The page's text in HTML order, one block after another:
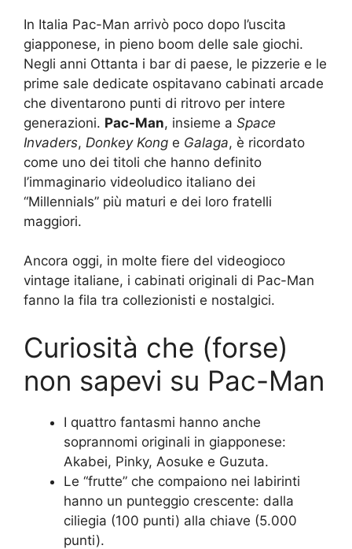
In Italia Pac-Man arrivò poco dopo l’uscita
giapponese, in pieno boom delle sale giochi.
Negli anni Ottanta i bar di paese, le pizzerie e le
prime sale dedicate ospitavano cabinati arcade
che diventarono punti di ritrovo per intere
generazioni. Pac-Man, insieme a Space
Invaders, Donkey Kong e Galaga, è ricordato
come uno dei titoli che hanno definito
l’immaginario videoludico italiano dei
“Millennials” più maturi e dei loro fratelli
maggiori.
Ancora oggi, in molte fiere del videogioco
vintage italiane, i cabinati originali di Pac-Man
fanno la fila tra collezionisti e nostalgici.
Curiosità che (forse)
non sapevi su Pac-Man
I quattro fantasmi hanno anche
soprannomi originali in giapponese:
Akabei, Pinky, Aosuke e Guzuta.
Le “frutte” che compaiono nei labirinti
hanno un punteggio crescente: dalla
ciliegia (100 punti) alla chiave (5.000
punti).